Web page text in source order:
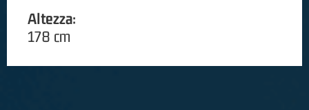
Altezza:
178 cm